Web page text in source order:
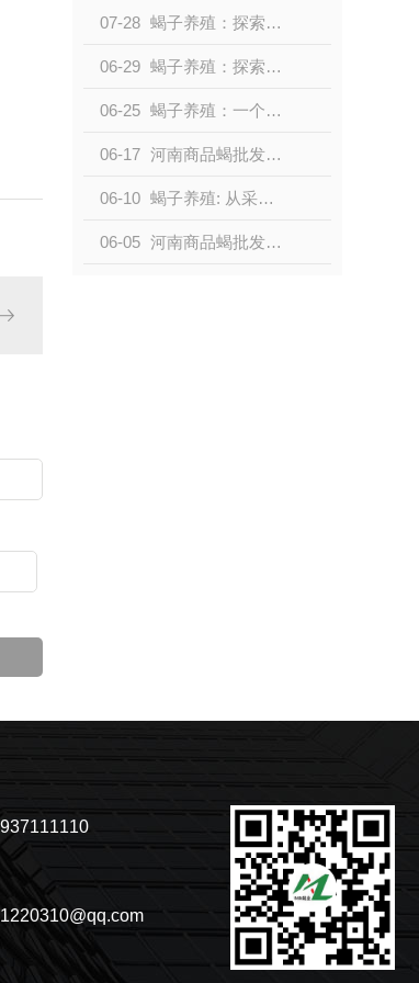
07-28 蝎子养殖：探索小型生物产业的新机遇
06-29 蝎子养殖：探索新领域的独特农业产业
06-25 蝎子养殖：一个新兴的农业领域
06-17 河南商品蝎批发，品质保证，价格实惠！
06-10 蝎子养殖: 从采集到市场
06-05 河南商品蝎批发价格优惠，畅销全国！